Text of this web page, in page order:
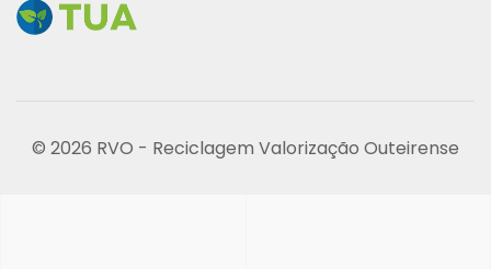
© 2026 RVO - Reciclagem Valorização Outeirense